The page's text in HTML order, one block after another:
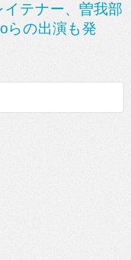
テナー、曽我部
らの出演も発